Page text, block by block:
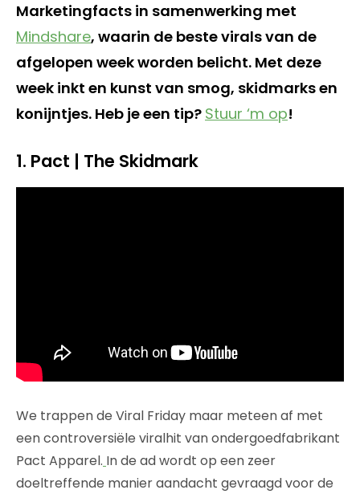
Marketingfacts in samenwerking met
Mindshare, waarin de beste virals van de
afgelopen week worden belicht. Met deze
week inkt en kunst van smog, skidmarks en
konijntjes. Heb je een tip? Stuur ‘m op!
1. Pact | The Skidmark
We trappen de Viral Friday maar meteen af met
een controversiële viralhit van ondergoedfabrikant
Pact Apparel. In de ad wordt op een zeer
doeltreffende manier aandacht gevraagd voor de